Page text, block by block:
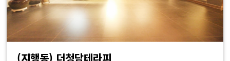
(지행동) 더청담테라피